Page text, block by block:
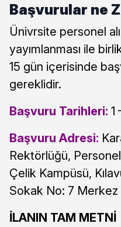
Başvurular ne
Ünivrsite personel
yayımlanması ile
15 gün içerisinde
gereklidir.
Başvuru Tarihleri: 1
Başvuru Adresi:
Rektörlüğü,
Çelik Kampüsü,
Sokak No: 7 Merkez
İLANIN TAM METNİ